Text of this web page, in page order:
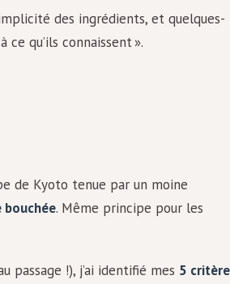
des ingrédients, et quelques-
qu’ils connaissent ».
de Kyoto tenue par un moine
bouchée. Même principe pour les
!), j’ai identifié mes 5